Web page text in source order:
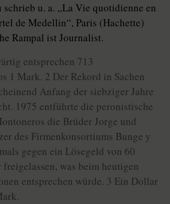
u. a. „La Vie quotidienne en
de Medellin“, Paris (Hachette)
Rampal ist Journalist.
entsprechen 713
1 Mark. 2 Der Rekord in Sachen
Anfang der siebziger Jahre
1975 entführte die peronistische
die Brüder Jorge und
des Firmenkonsortiums Bunge y
gegen ein Lösegeld von 60
was beim heutigen
entsprechen würde. 3 Ein Dollar